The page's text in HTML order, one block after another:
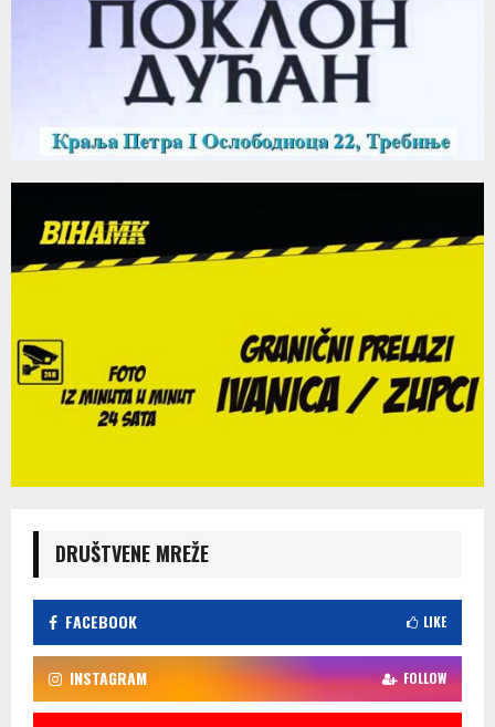
DRUŠTVENE MREŽE
FACEBOOK LIKE
INSTAGRAM FOLLOW